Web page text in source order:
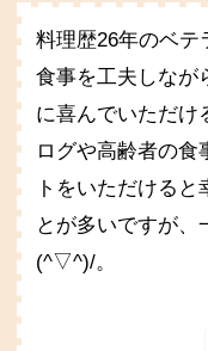
料理歴26年のベテ
食事を工夫しなが
に喜んでいただけ
ログや高齢者の食
トをいただける
とが多いですが、
(^▽^)/。